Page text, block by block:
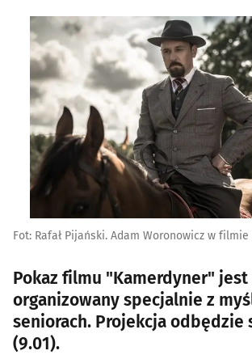
Fot: Rafał Pijański. Adam Woronowicz w
Pokaz filmu "Kamerdyner" jest
organizowany specjalnie z
seniorach. Projekcja odbędzie
(9.01).